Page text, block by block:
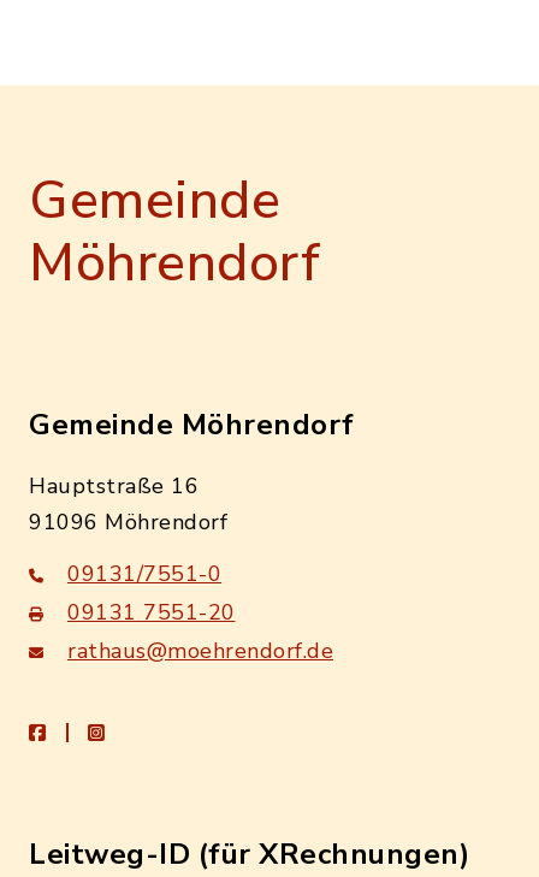
Gemeinde
Möhrendorf
Gemeinde Möhrendorf
Hauptstraße 16
91096 Möhrendorf
09131/7551-0
09131 7551-20
rathaus@moehrendorf.de
facebookinstagram
Leitweg-ID (für XRechnungen)